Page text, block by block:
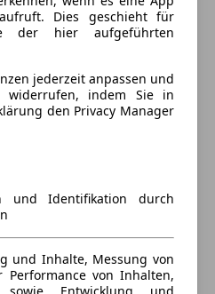
Dies geschieht für
der hier aufgeführten
jederzeit anpassen und
widerrufen, indem Sie in
den Privacy Manager
und Identifikation durch
und Inhalte, Messung von
von Inhalten,